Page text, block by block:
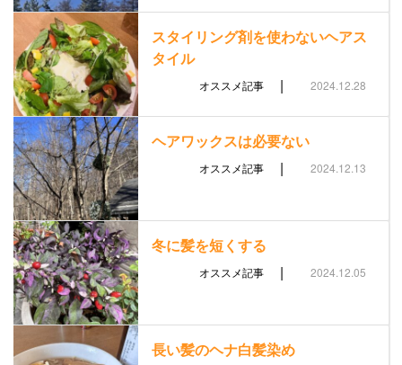
スタイリング剤を使わないヘアス
タイル
オススメ記事 | 2024.12.28
ヘアワックスは必要ない
オススメ記事 | 2024.12.13
冬に髪を短くする
オススメ記事 | 2024.12.05
長い髪のヘナ白髪染め